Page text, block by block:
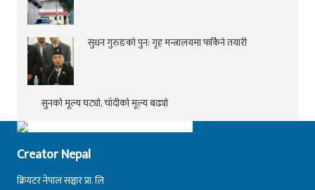
सुधन गुरुङको पुन: गृह मन्त्रालयमा फर्किने तयारी
सुनको मूल्य घट्यो, चाँदीको मूल्य बढ्यो
Creator Nepal
क्रियटर नेपाल सञ्चार प्रा. लि